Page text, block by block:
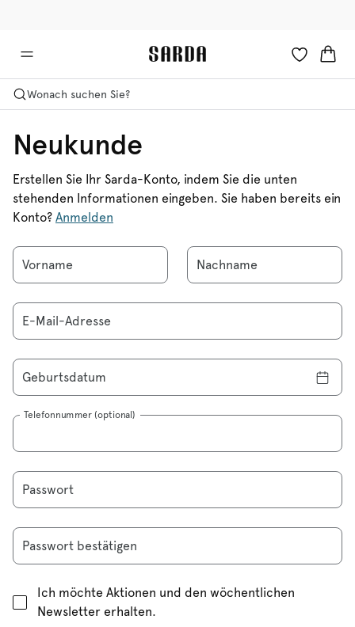
Wonach suchen Sie?
Neukunde
Erstellen Sie Ihr Sarda-Konto, indem Sie die unten
stehenden Informationen eingeben. Sie haben bereits ein
Konto? Anmelden
Vorname Nachname
E-Mail-Adresse
Geburtsdatum
Telefonnummer (optional)
Passwort
Passwort bestätigen
Ich möchte Aktionen und den wöchentlichen
Newsletter erhalten.